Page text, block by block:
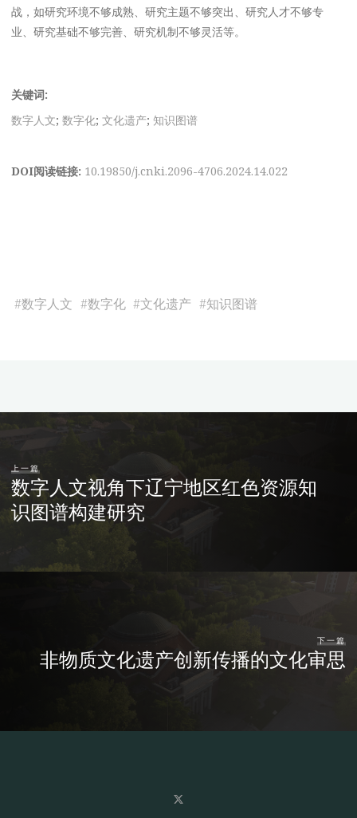
战，如研究环境不够成熟、研究主题不够突出、研究人才不够专
业、研究基础不够完善、研究机制不够灵活等。
关键词:
数字人文;数字化;文化遗产;知识图谱
DOI阅读链接: 10.19850/j.cnki.2096-4706.2024.14.022
#数字人文 #数字化 #文化遗产 #知识图谱
上一篇
数字人文视角下辽宁地区红色资源知
识图谱构建研究
下一篇
非物质文化遗产创新传播的文化审思